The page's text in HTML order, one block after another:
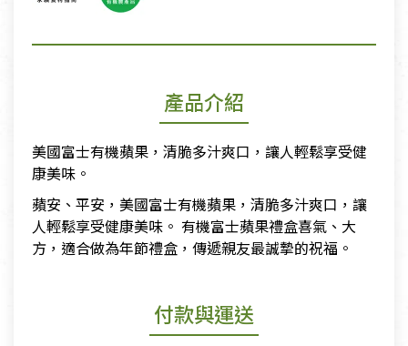
產品介紹
美國富士有機蘋果，清脆多汁爽口，讓人輕鬆享受健
康美味。
蘋安、平安，美國富士有機蘋果，清脆多汁爽口，讓
人輕鬆享受健康美味。 有機富士蘋果禮盒喜氣、大
方，適合做為年節禮盒，傳遞親友最誠摯的祝福。
付款與運送